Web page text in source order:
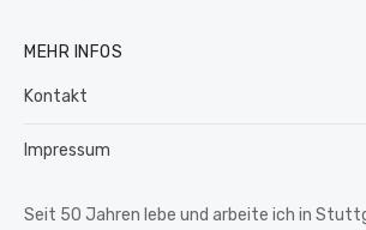
MEHR INFOS
Kontakt
Impressum
Seit 50 Jahren lebe und arbeite ich in